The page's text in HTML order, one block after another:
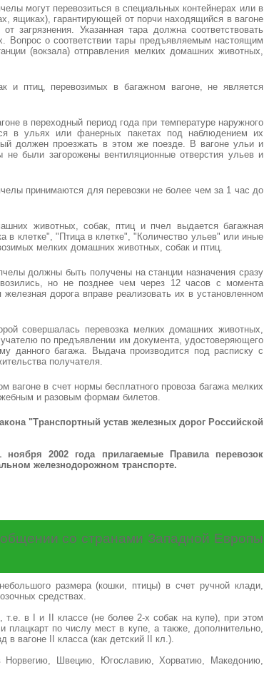
могут перевозиться в специальных контейнерах или в
ящиках), гарантирующей от порчи находящийся в вагоне
загрязнения. Указанная тара должна соответствовать
Вопрос о соответствии тары предъявляемым настоящим
(вокзала) отправления мелких домашних животных,
и птиц, перевозимых в багажном вагоне, не является
в переходный период года при температуре наружного
в ульях или фанерных пакетах под наблюдением их
должен проезжать в этом же поезде. В вагоне ульи и
были загорожены вентиляционные отверстия ульев и
принимаются для перевозки не более чем за 1 час до
животных, собак, птиц и пчел выдается багажная
в клетке", "Птица в клетке", "Количество ульев" или иные
мелких домашних животных, собак и птиц.
должны быть получены на станции назначения сразу
но не позднее чем через 12 часов с момента
дорога вправе реализовать их в установленном
совершалась перевозка мелких домашних животных,
по предъявлении им документа, удостоверяющего
данного багажа. Выдача производится под расписку с
получателя.
вагоне в счет нормы бесплатного провоза багажа мелких
и разовым формам билетов.
"Транспортный устав железных дорог Российской
2002 года прилагаемые Правила перевозок
железнодорожном транспорте.
со странами Западной Европы
размера (кошки, птицы) в счет ручной клади,
средствах.
т.е. в I и II классе (не более 2-х собак на купе), при этом
плацкарт по числу мест в купе, а также, дополнительно,
в вагоне II класса (как детский II кл.).
Норвегию, Швецию, Югославию, Хорватию, Македонию,